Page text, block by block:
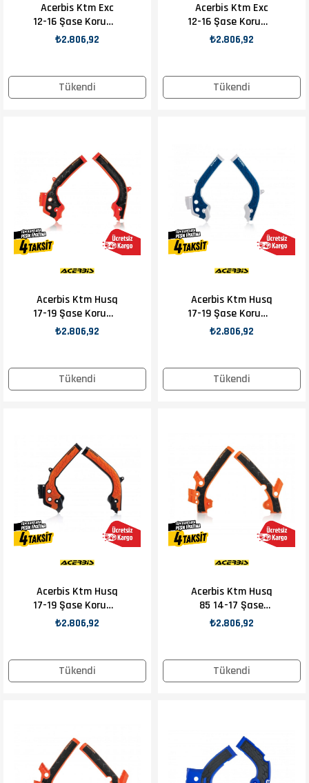
Tükendi
Acerbis Ktm Exc
12-16 Şase Koruma
Turuncu
₺2.806,92
Tükendi
Acerbis Ktm Exc
12-16 Şase Koruma
Beyaz
₺2.806,92
Tükendi
Acerbis Ktm Husq
17-19 Şase Koruma
Turuncu Siyah
₺2.806,92
Tükendi
Acerbis Ktm Husq
17-19 Şase Koruma
Mavi
₺2.806,92
Tükendi
Acerbis Ktm Husq
17-19 Şase Koruma
Siyah Turuncu
₺2.806,92
Tükendi
Acerbis Ktm Husq
85 14-17 Şase
Koruma Turuncu
₺2.806,92